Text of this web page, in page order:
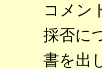
コメン
採否に
書を出